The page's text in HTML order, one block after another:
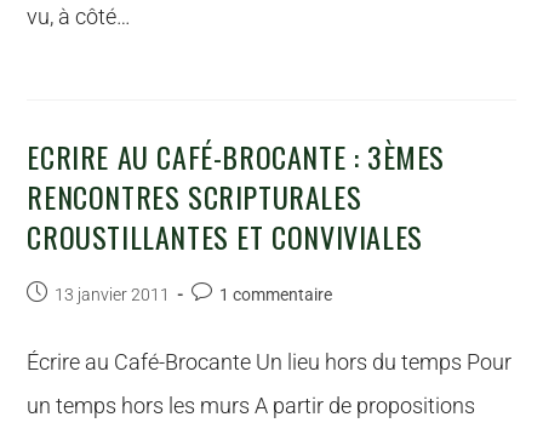
vu, à côté…
ECRIRE AU CAFÉ-BROCANTE : 3ÈMES
RENCONTRES SCRIPTURALES
CROUSTILLANTES ET CONVIVIALES
13 janvier 2011 1 commentaire
Écrire au Café-Brocante Un lieu hors du temps Pour
un temps hors les murs A partir de propositions